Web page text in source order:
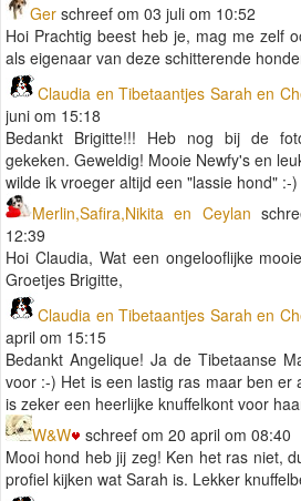
Ger schreef om 03 juli om 10:52
Hoi Prachtig beest heb je, mag me zelf
als eigenaar van deze schitterende
Claudia en Tibetaantjes Sarah en
juni om 15:18
Bedankt Brigitte!!! Heb nog bij de
gekeken. Geweldig! Mooie Newfy's en
wilde ik vroeger altijd een "lassie hond" :-)
Merlin,Safira,Nikita en Ceylan
12:39
Hoi Claudia, Wat een ongelooflijke
Groetjes Brigitte,
Claudia en Tibetaantjes Sarah en
april om 15:15
Bedankt Angelique! Ja de Tibetaanse
voor :-) Het is een lastig ras maar ben er
is zeker een heerlijke knuffelkont voor
W&W
schreef om 20 april om 08:40
Mooi hond heb jij zeg! Ken het ras niet,
profiel kijken wat Sarah is. Lekker